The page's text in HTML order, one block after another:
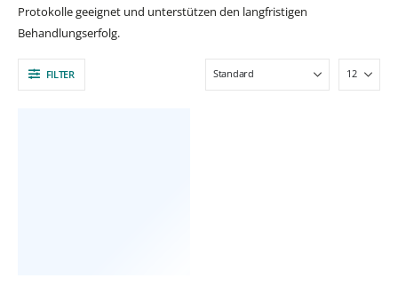
Protokolle geeignet und unterstützen den langfristigen
Behandlungserfolg.
FILTER